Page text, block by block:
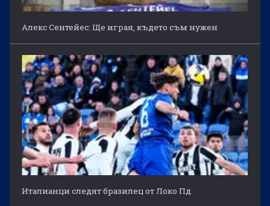
Алекс Сентейес: Ще играя, където съм нужен
Италианци следят бразилец от Локо Пд